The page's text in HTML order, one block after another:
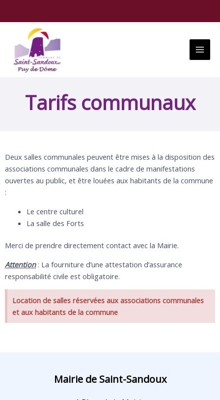
Menu
Tarifs communaux
Deux salles communales peuvent être mises à la disposition des
associations communales dans le cadre de manifestations
ouvertes au public, et être louées aux habitants de la commune
:
Le centre culturel
La salle des Forts
Merci de prendre directement contact avec la Mairie.
Attention: La fourniture d’une attestation d’assurance
responsabilité civile est obligatoire.
Location de salles réservées aux associations communales
et aux habitants de la commune
Mairie de Saint-Sandoux